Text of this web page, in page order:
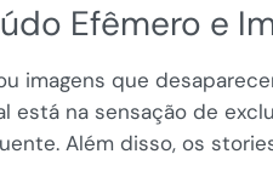
Efêmero e
imagens que
está na sensação de
Além disso, os